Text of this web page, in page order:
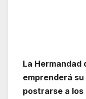
La Hermandad
emprenderá
postrarse a los